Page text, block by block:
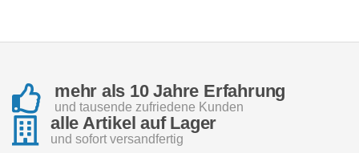
mehr als 10 Jahre Erfahrung
und tausende zufriedene Kunden
alle Artikel auf Lager
und sofort versandfertig